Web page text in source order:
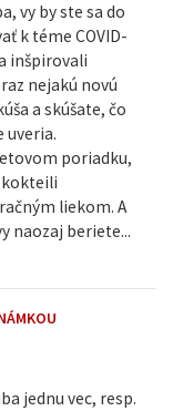
vy by ste sa do
k téme COVID-
inšpirovali
nejakú novú
a skúšate, čo
uveria.
poriadku,
kokteili
liekom. A
naozaj beriete...
jednu vec, resp.